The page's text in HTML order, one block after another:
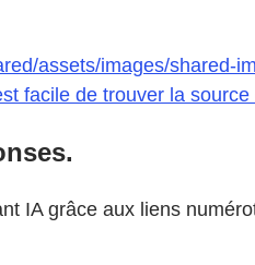
assets/images/shared-
facile de trouver la source
IA grâce aux liens